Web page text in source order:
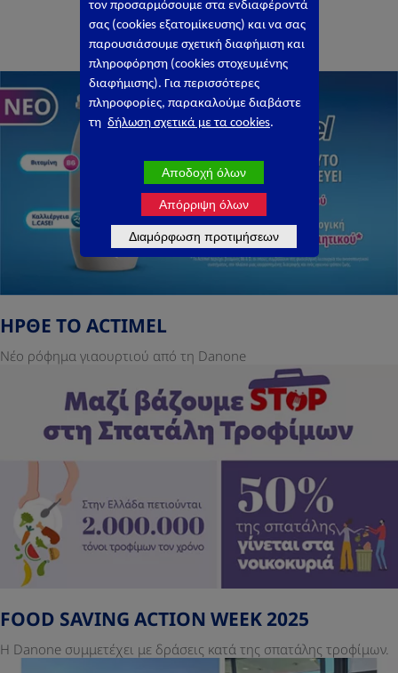
ΗΡΘΕ ΤΟ ACTIMEL
Νέο ρόφημα γιαουρτιού από τη Danone
FOOD SAVING ACTION WEEK 2025
Η Danone συμμετέχει με δράσεις κατά της σπατάλης τροφίμων.
τον προσαρμόσουμε στα ενδιαφέροντά
σας (cookies εξατομίκευσης) και να σας
παρουσιάσουμε σχετική διαφήμιση και
πληροφόρηση (cookies στοχευμένης
διαφήμισης). Για περισσότερες
πληροφορίες, παρακαλούμε διαβάστε
τη δήλωση σχετικά με τα cookies.
Αποδοχή όλων
Απόρριψη όλων
Διαμόρφωση προτιμήσεων